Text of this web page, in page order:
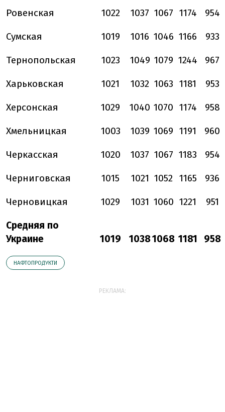
Ровенская 1022 1037 1067 1174 954
Сумская 1019 1016 1046 1166 933
Тернопольская 1023 1049 1079 1244 967
Харьковская 1021 1032 1063 1181 953
Херсонская 1029 1040 1070 1174 958
Хмельницкая 1003 1039 1069 1191 960
Черкасская 1020 1037 1067 1183 954
Черниговская 1015 1021 1052 1165 936
Черновицкая 1029 1031 1060 1221 951
Средняя по
Украине
1019 10381068 1181 958
НАФТОПРОДУКТИ
РЕКЛАМА: